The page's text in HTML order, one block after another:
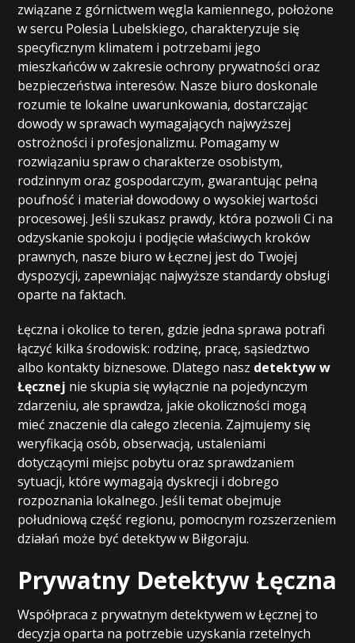
związane z górnictwem węgla kamiennego, położone
w sercu Polesia Lubelskiego, charakteryzuje się
specyficznym klimatem i potrzebami jego
mieszkańców w zakresie ochrony prywatności oraz
bezpieczeństwa interesów. Nasze biuro doskonale
rozumie te lokalne uwarunkowania, dostarczając
dowody w sprawach wymagających najwyższej
ostrożności i profesjonalizmu. Pomagamy w
rozwiązaniu spraw o charakterze osobistym,
rodzinnym oraz gospodarczym, gwarantując pełną
poufność i materiał dowodowy o wysokiej wartości
procesowej. Jeśli szukasz prawdy, która pozwoli Ci na
odzyskanie spokoju i podjęcie właściwych kroków
prawnych, nasze biuro w Łęcznej jest do Twojej
dyspozycji, zapewniając najwyższe standardy obsługi
oparte na faktach.
Łęczna i okolice to teren, gdzie jedna sprawa potrafi
łączyć kilka środowisk: rodzinę, pracę, sąsiedztwo
albo kontakty biznesowe. Dlatego nasz detektyw w
Łęcznej nie skupia się wyłącznie na pojedynczym
zdarzeniu, ale sprawdza, jakie okoliczności mogą
mieć znaczenie dla całego zlecenia. Zajmujemy się
weryfikacją osób, obserwacją, ustaleniami
dotyczącymi miejsc pobytu oraz sprawdzaniem
sytuacji, które wymagają dyskrecji i dobrego
rozpoznania lokalnego. Jeśli temat obejmuje
południową część regionu, pomocnym rozszerzeniem
działań może byćdetektyw w Biłgoraju.
Prywatny Detektyw Łęczna
Współpraca z prywatnym detektywem w Łęcznej to
decyzja oparta na potrzebie uzyskania rzetelnych